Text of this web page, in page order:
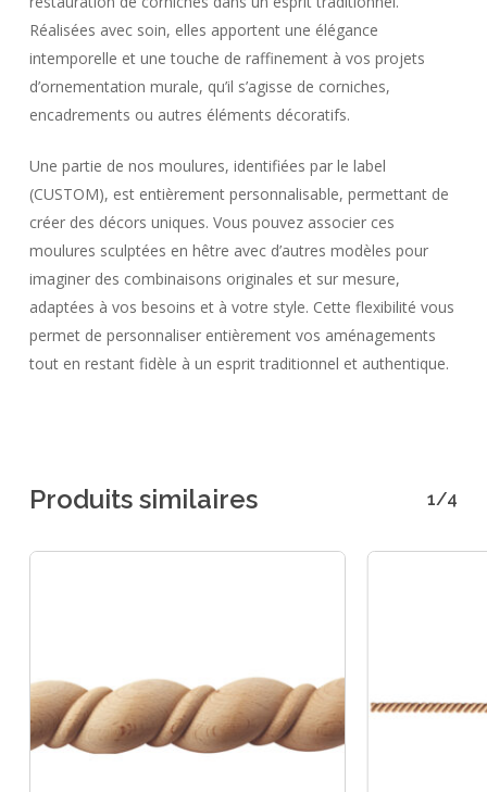
Réalisées avec soin, elles apportent une élégance
intemporelle et une touche de raffinement à vos projets
d’ornementation murale, qu’il s’agisse de corniches,
encadrements ou autres éléments décoratifs.
Une partie de nos moulures, identifiées par le label
(CUSTOM), est entièrement personnalisable, permettant de
créer des décors uniques. Vous pouvez associer ces
moulures sculptées en hêtre avec d’autres modèles pour
imaginer des combinaisons originales et sur mesure,
adaptées à vos besoins et à votre style. Cette flexibilité vous
permet de personnaliser entièrement vos aménagements
tout en restant fidèle à un esprit traditionnel et authentique.
Produits similaires 1/4